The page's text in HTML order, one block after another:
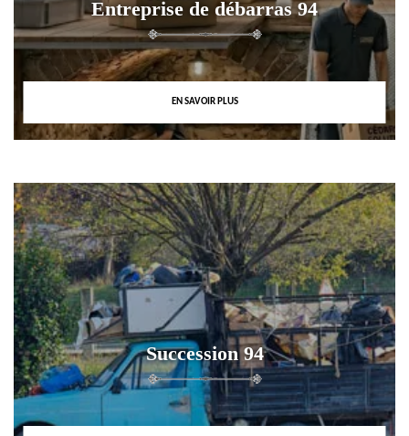
Entreprise de débarras 94
EN SAVOIR PLUS
Succession 94